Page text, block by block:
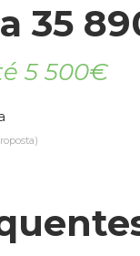
35
5 500€